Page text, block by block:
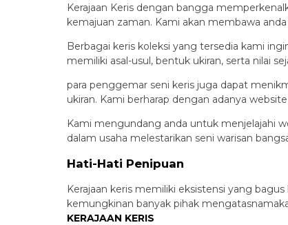
Kerajaan Keris dengan bangga
kemajuan zaman. Kami akan membawa
Berbagai keris koleksi yang tersedia kami
memiliki asal-usul, bentuk ukiran, serta nilai
para penggemar seni keris juga dapat
ukiran. Kami berharap dengan adanya
Kami mengundang anda untuk menjelajahi
dalam usaha melestarikan seni warisan
Hati-Hati Penipuan
Kerajaan keris memiliki eksistensi yang
kemungkinan banyak pihak
KERAJAAN KERIS